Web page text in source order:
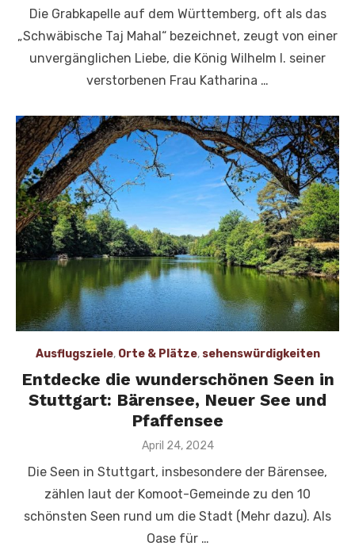
Die Grabkapelle auf dem Württemberg, oft als das
„Schwäbische Taj Mahal“ bezeichnet, zeugt von einer
unvergänglichen Liebe, die König Wilhelm I. seiner
verstorbenen Frau Katharina …
Ausflugsziele, Orte & Plätze, sehenswürdigkeiten
Entdecke die wunderschönen Seen in
Stuttgart: Bärensee, Neuer See und
Pfaffensee
Veröffentlicht
April 24, 2024
Die Seen in Stuttgart, insbesondere der Bärensee,
zählen laut der Komoot-Gemeinde zu den 10
schönsten Seen rund um die Stadt (Mehr dazu). Als
Oase für …